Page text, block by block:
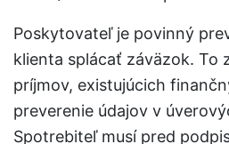
Poskytovateľ je povinný
klienta splácať záväzok. To
príjmov, existujúcich
preverenie údajov v
Spotrebiteľ musí pred